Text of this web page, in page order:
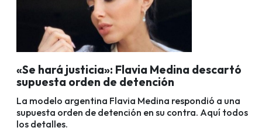
«Se hará justicia»: Flavia Medina descartó
supuesta orden de detención
La modelo argentina Flavia Medina respondió a una
supuesta orden de detención en su contra. Aquí todos
los detalles.